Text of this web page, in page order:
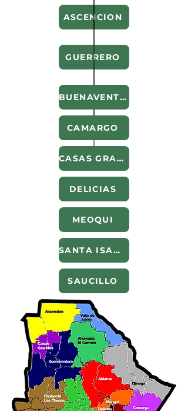
ASCENCION
GUERRERO
BUENAVENTURA
CAMARGO
CASAS GRANDES
DELICIAS
MEOQUI
SANTA ISABEL
SAUCILLO